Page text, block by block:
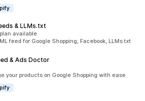
& LLMs.txt
101
available
feed for Google Shopping, Facebook, LLMs.txt
& Ads Doctor
34
your products on Google Shopping with ease.